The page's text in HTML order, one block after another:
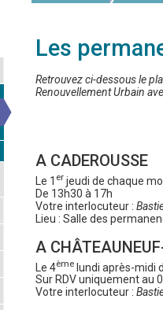
Les
Retrouvez ci-dessous le
Renouvellement Urbain
A CADEROUSSE
Le 1 er jeudi de chaque
De 13h30 à 17h
Votre interlocuteur :
Lieu : Salle des
A
Le 4ème lundi après-midi
Sur RDV uniquement au
Votre interlocuteur :